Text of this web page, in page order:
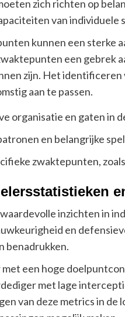
zich richten op
van individuele
kunnen een sterke
een gebrek
zijn. Het identificeren
aan te passen.
organisatie en gaten in
en belangrijke
zwaktepunten,
inzichten in
en
benadrukken.
een hoge
met lage
van deze metrics in de